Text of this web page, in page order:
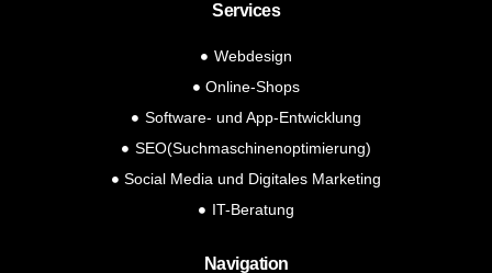
Services
Webdesign
Online-Shops
Software- und App-Entwicklung
SEO(Suchmaschinenoptimierung)
Social Media und Digitales Marketing
IT-Beratung
Navigation